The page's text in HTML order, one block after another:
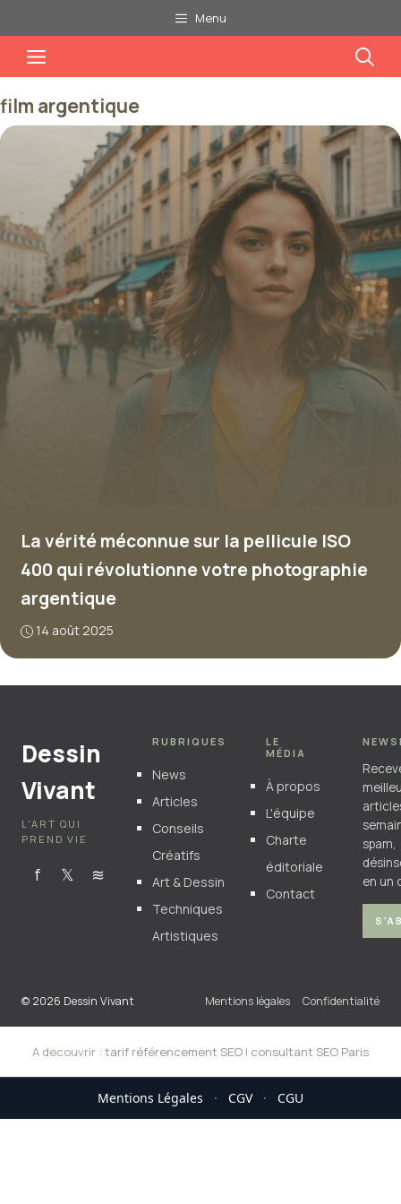
au
contenu
Menu
Menu
film argentique
La vérité méconnue sur la pellicule ISO
400 qui révolutionne votre photographie
argentique
14 août 2025
Dessin
Vivant
L'ART QUI
PREND VIE
f 𝕏 ≋
RUBRIQUES
News
Articles
Conseils
Créatifs
Art & Dessin
Techniques
Artistiques
LE
MÉDIA
À propos
L'équipe
Charte
éditoriale
Contact
spam,
en un
© 2026 Dessin Vivant Mentions légales Confidentialité
A decouvrir : tarif référencement SEO | consultant SEO Paris
Mentions Légales · CGV · CGU